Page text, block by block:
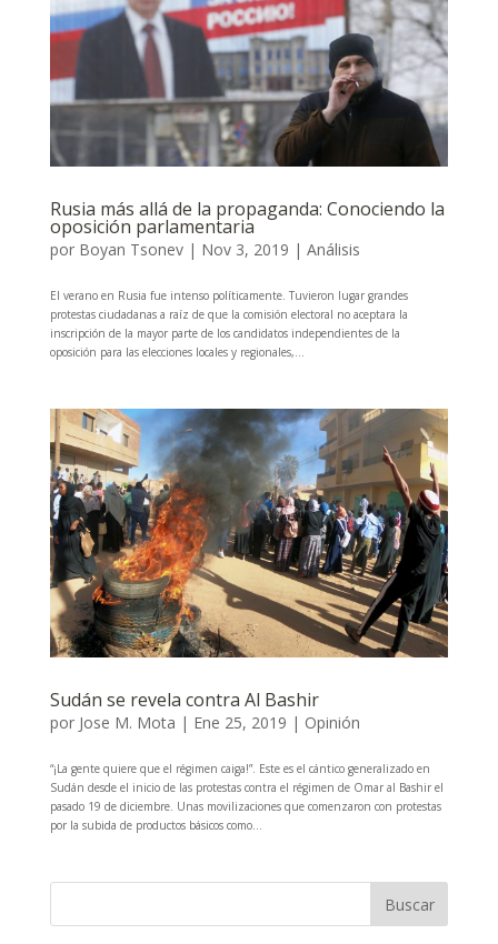
Rusia más allá de la propaganda: Conociendo la
oposición parlamentaria
por Boyan Tsonev| Nov 3, 2019 | Análisis
El verano en Rusia fue intenso políticamente. Tuvieron lugar grandes
protestas ciudadanas a raíz de que la comisión electoral no aceptara la
inscripción de la mayor parte de los candidatos independientes de la
oposición para las elecciones locales y regionales,...
Sudán se revela contra Al Bashir
por Jose M. Mota | Ene 25, 2019 | Opinión
“¡La gente quiere que el régimen caiga!”. Este es el cántico generalizado en
Sudán desde el inicio de las protestas contra el régimen de Omar al Bashir el
pasado 19 de diciembre. Unas movilizaciones que comenzaron con protestas
por la subida de productos básicos como...